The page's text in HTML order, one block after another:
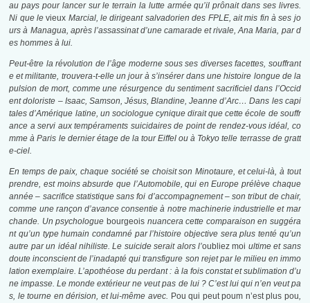
au pays pour lancer sur le terrain la lutte armée qu’il prônait dans ses livres.
Ni que levieux Marcial, le dirigeant salvadorien des FPLE, ait mis fin à ses jo
urs à Managua, après l’assassinat d’une camarade et rivale, Ana Maria, par d
es hommes à lui.
Peut-être la révolution de l’âge moderne sous ses diverses facettes, souffrant
e et militante, trouvera-t-elle un jour à s’insérer dans une histoire longue de la
pulsion de mort, comme une résurgence du sentiment sacrificiel dans l’Occid
ent doloriste – Isaac, Samson, Jésus, Blandine, Jeanne d’Arc… Dans les capi
tales d’Amérique latine, un sociologue cynique dirait que cette école de souffr
ance a servi aux tempéraments suicidaires de point de rendez-vous idéal, co
mme à Paris le dernier étage de la tour Eiffel ou à Tokyo telle terrasse de gratt
e-ciel.
En temps de paix, chaque société se choisit son Minotaure, et celui-là, à tout
prendre, est moins absurde que l’Automobile, qui en Europe prélève chaque
année – sacrifice statistique sans foi d’accompagnement – son tribut de chair,
comme une rançon d’avance consentie à notre machinerie industrielle et mar
chande. Un psychologue bourgeoisnuancera cette comparaison en suggéra
nt qu’un type humain condamné par l’histoire objective sera plus tenté qu’un
autre par un idéal nihiliste. Le suicide serait alors l’oubliez moi ultime et sans
doute inconscient de l’inadapté qui transfigure son rejet par le milieu en immo
lation exemplaire. L’apothéose du perdant : à la fois constat et sublimation d’u
ne impasse. Le monde extérieur ne veut pas de lui ? C’est lui qui n’en veut pa
s, le tourne en dérision, et lui-même avec. Pou qui peut poum n’est plus pou,